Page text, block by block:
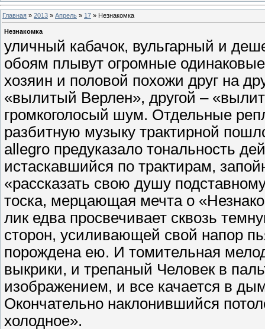
Главная » 2013 » Апрель » 17 » Незнакомка
Незнакомка
уличный кабачок, вульгарный и
обоям плывут огромные
хозяин и половой похожи друг на
«вылитый Верлен», другой –
громкоголосый шум. Отдельные
разбитную музыку трактирной
allegro предуказало то­нальность
истаскавшийся по трактирам,
«рассказать свою душу
тоска, мер­цающая мечта о
лик едва просвечивает сквозь
сторон, усиливающей свой напор
порождена ею. И томительная
выкрики, и трепаный Человек в
изображением, и все качается в
Окончательно наклонившийся
холодное».